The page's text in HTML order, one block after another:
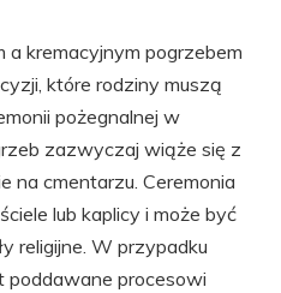
kremacyjnym pogrzebem
które rodziny muszą
pożegnalnej w
zazwyczaj wiąże się z
na cmentarzu. Ceremonia
lub kaplicy i może być
religijne. W przypadku
poddawane procesowi